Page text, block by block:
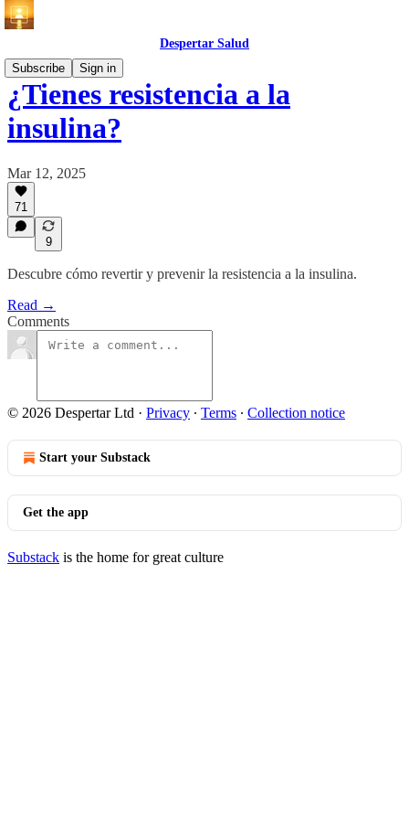
Despertar Salud
Subscribe
Sign in
¿Tienes resistencia a la
insulina?
Mar 12, 2025
71
9
Descubre cómo revertir y prevenir la resistencia a la insulina.
Read →
Comments
© 2026 Despertar Ltd · Privacy ∙ Terms ∙ Collection notice
Start your Substack
Get the app
Substack is the home for great culture